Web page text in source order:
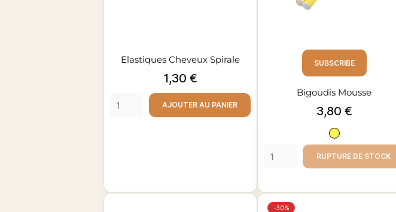
Elastiques Cheveux Spirale
Prix
1,30 €
AJOUTER AU PANIER
SUBSCRIBE
Bigoudis Mousse
Prix
3,80 €
Jaune
RUPTURE DE STOCK
-30%